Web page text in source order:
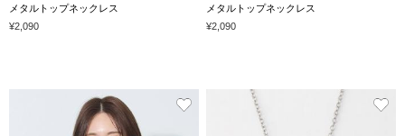
メタルトップネックレス
¥2,090
メタルトップネックレス
¥2,090